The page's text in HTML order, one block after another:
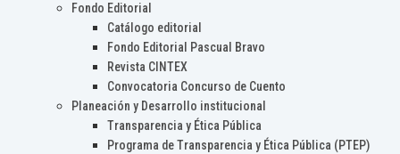
Fondo Editorial
Catálogo editorial
Fondo Editorial Pascual Bravo
Revista CINTEX
Convocatoria Concurso de Cuento
Planeación y Desarrollo institucional
Transparencia y Ética Pública
Programa de Transparencia y Ética Pública (PTEP)